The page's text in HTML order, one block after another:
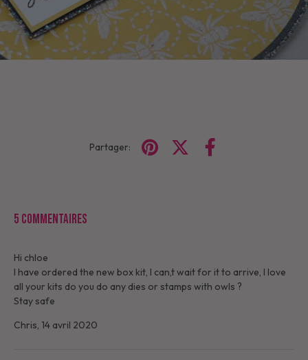
Partager:
5 commentaires
Hi chloe
I have ordered the new box kit, I can,t wait for it to arrive, I love
all your kits do you do any dies or stamps with owls ?
Stay safe
Chris, 14 avril 2020